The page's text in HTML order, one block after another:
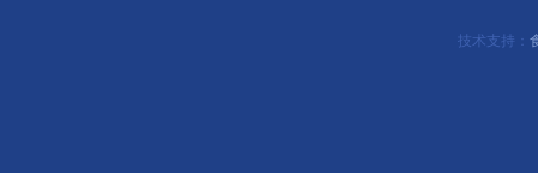
技术支持：